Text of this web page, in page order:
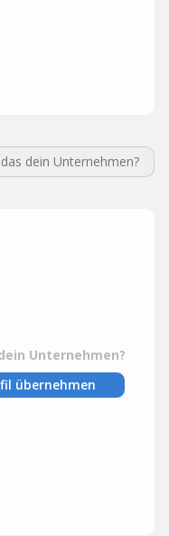
dein Unternehmen?
Unternehmen?
übernehmen